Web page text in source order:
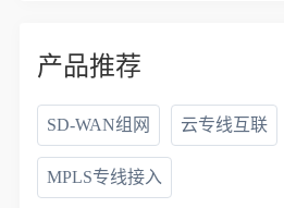
产品推荐
SD-WAN组网 云专线互联
MPLS专线接入